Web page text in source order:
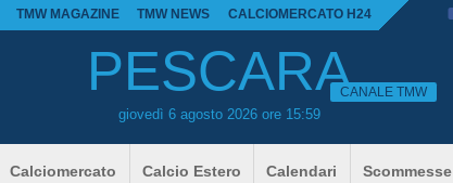
TMW MAGAZINE TMW NEWS CALCIOMERCATO H24
PESCARA
giovedì 6 agosto 2026 ore 15:59
CANALE TMW
Calciomercato Calcio Estero Calendari Scommesse